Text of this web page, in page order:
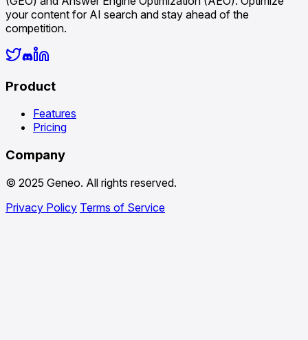
your content for AI search and stay ahead of the
competition.
Product
Features
Pricing
Company
© 2025 Geneo. All rights reserved.
Privacy Policy Terms of Service